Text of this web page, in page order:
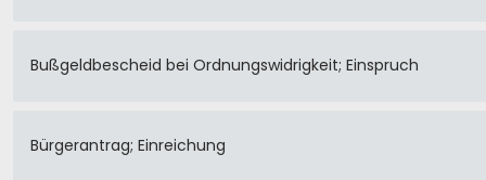
Bußgeldbescheid bei Ordnungswidrigkeit; Einspruch
Bürgerantrag; Einreichung